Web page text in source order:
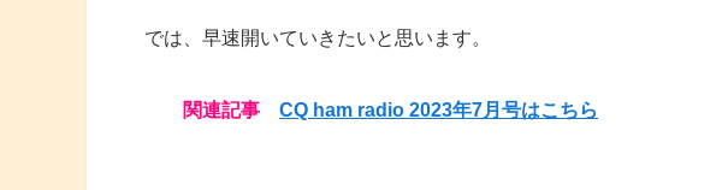
では、早速開いていきたいと思います。
関連記事 CQ ham radio 2023年7月号はこちら